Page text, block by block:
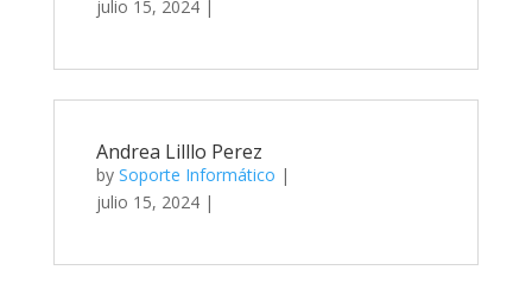
julio 15, 2024 |
Andrea Lilllo Perez
by Soporte Informático |
julio 15, 2024 |